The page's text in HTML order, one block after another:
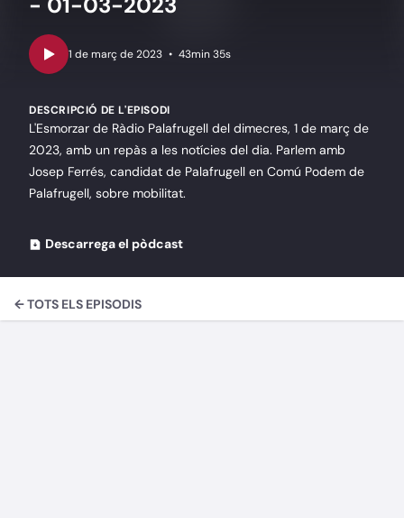
• 43min 35s
DESCRIPCIÓ DE L'EPISODI
L'Esmorzar de Ràdio Palafrugell del dimecres, 1 de març de
2023, amb un repàs a les notícies del dia. Parlem amb
Josep Ferrés, candidat de Palafrugell en Comú Podem de
Palafrugell, sobre mobilitat.
Descarrega el pòdcast
← TOTS ELS EPISODIS